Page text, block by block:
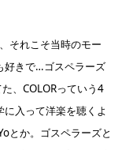
それこそ当時のモー
好きで…ゴスペラーズ
、COLORっていう4
に入って洋楽を聴くよ
とか。ゴスペラーズと